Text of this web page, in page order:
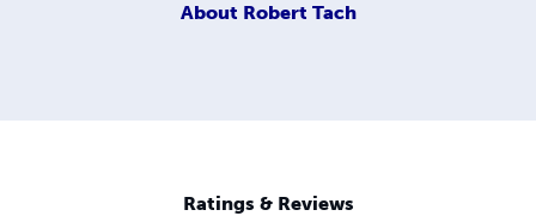
About Robert Tach
Ratings & Reviews